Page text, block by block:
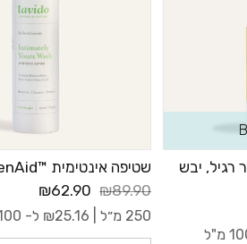
רגיל, יבש
שטיפה אינטימית ™GreenAid
₪89.90
₪62.90
250 מ״ל | ₪25.16 ל- 100 מ"ל